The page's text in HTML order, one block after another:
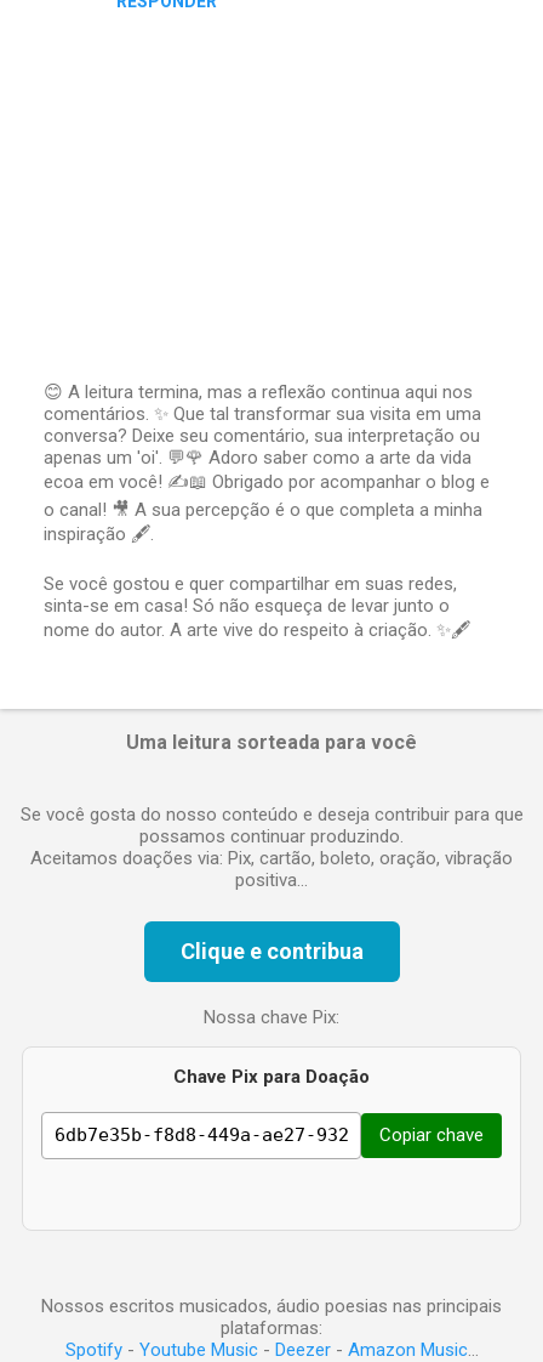
P
o
s
t
a
r
u
c
o
m
😊 A leitura termina, mas a reflexão continua aqui nos
comentários. ✨ Que tal transformar sua visita em uma
conversa? Deixe seu comentário, sua interpretação ou
apenas um 'oi'. 💬🌹 Adoro saber como a arte da vida
ecoa em você! ✍️📖 Obrigado por acompanhar o blog e
o canal! 🎥 A sua percepção é o que completa a minha
inspiração 🖋️.
Se você gostou e quer compartilhar em suas redes,
sinta-se em casa! Só não esqueça de levar junto o
nome do autor. A arte vive do respeito à criação. ✨🖋️
Uma leitura sorteada para você
Se você gosta do nosso conteúdo e deseja contribuir para que
possamos continuar produzindo.
Aceitamos doações via: Pix, cartão, boleto, oração, vibração
positiva...
Clique e contribua
Nossa chave Pix:
Chave Pix para Doação
Copiar chave
Nossos escritos musicados, áudio poesias nas principais
plataformas:
Spotify- Youtube Music- Deezer- Amazon Music...